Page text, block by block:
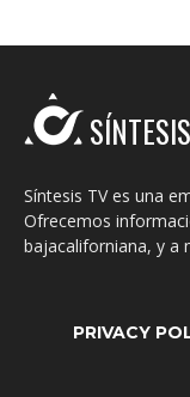
Síntesis TV es una
Ofrecemos
bajacaliforniana, y a
PRIVACY